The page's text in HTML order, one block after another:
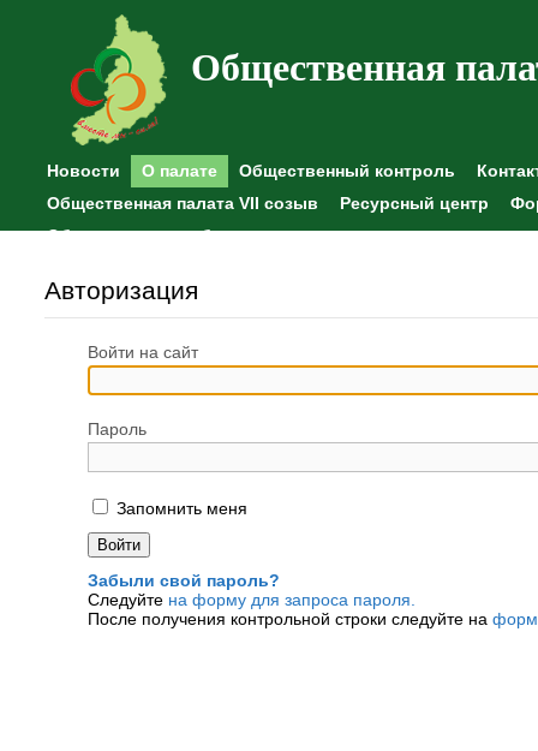
Общественная
Новости О палате Общественный контроль
Общественная палата VII созыв
Ресурсный центр
Общественные наблюдения
Авторизация
Войти на сайт
Пароль
Запомнить меня
Забыли свой пароль?
Следуйте на форму для запроса пароля.
После получения контрольной строки следуйте на